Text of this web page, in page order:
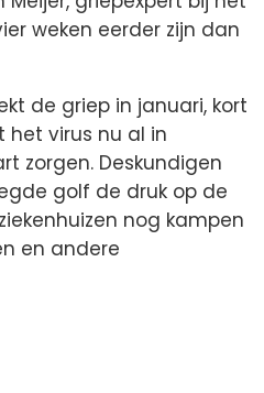
weken eerder zijn dan
de griep in januari, kort
het virus nu al in
zorgen. Deskundigen
golf de druk op de
nog kampen
en andere